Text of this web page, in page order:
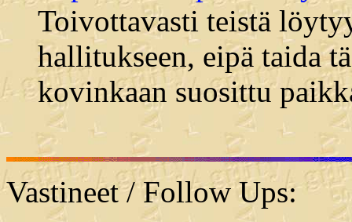
Toivottavasti teistä
hallitukseen, eipä taida
kovinkaan suosittu
Vastineet / Follow Ups: